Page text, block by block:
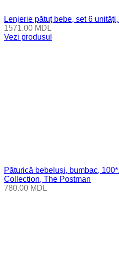
Lenjerie pătuț bebe, set 6
1571.00 MDL
Vezi produsul
Păturică bebeluși, bumbac,
Collection, The Postman
780.00 MDL